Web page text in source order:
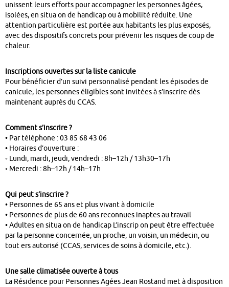
unissent leurs efforts pour accompagner les personnes âgées,
isolées, en situa on de handicap ou à mobilité réduite. Une
attention particulière est portée aux habitants les plus exposés,
avec des dispositifs concrets pour prévenir les risques de coup de
chaleur.
Inscriptions ouvertes sur la liste canicule
Pour bénéficier d’un suivi personnalisé pendant les épisodes de
canicule, les personnes éligibles sont invitées à s’inscrire dès
maintenant auprès du CCAS.
Comment s’inscrire ?
• Par téléphone : 03 85 68 43 06
• Horaires d’ouverture :
◦ Lundi, mardi, jeudi, vendredi : 8h–12h / 13h30–17h
◦ Mercredi : 8h–12h / 14h–17h
Qui peut s’inscrire ?
• Personnes de 65 ans et plus vivant à domicile
• Personnes de plus de 60 ans reconnues inaptes au travail
• Adultes en situa on de handicap L’inscrip on peut être effectuée
par la personne concernée, un proche, un voisin, un médecin, ou
tout ers autorisé (CCAS, services de soins à domicile, etc.).
Une salle climatisée ouverte à tous
La Résidence pour Personnes Agées Jean Rostand met à disposition